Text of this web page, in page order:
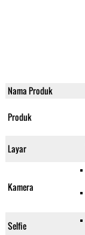
Nama Produk
Produk
Layar
Kamera
Selfie